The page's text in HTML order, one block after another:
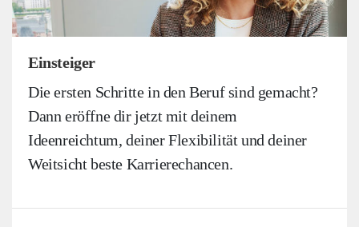
Einsteiger
Die ersten Schritte in den Beruf sind gemacht?
Dann eröffne dir jetzt mit deinem
Ideenreichtum, deiner Flexibilität und deiner
Weitsicht beste Karrierechancen.